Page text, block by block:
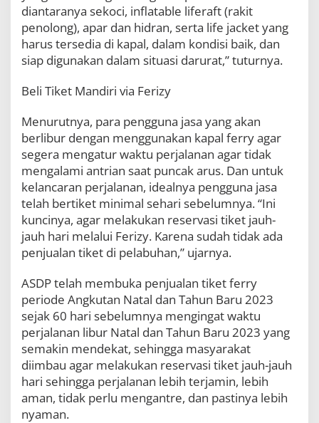
diantaranya sekoci, inflatable liferaft (rakit
penolong), apar dan hidran, serta life jacket yang
harus tersedia di kapal, dalam kondisi baik, dan
siap digunakan dalam situasi darurat,” tuturnya.
Beli Tiket Mandiri via Ferizy
Menurutnya, para pengguna jasa yang akan
berlibur dengan menggunakan kapal ferry agar
segera mengatur waktu perjalanan agar tidak
mengalami antrian saat puncak arus. Dan untuk
kelancaran perjalanan, idealnya pengguna jasa
telah bertiket minimal sehari sebelumnya. “Ini
kuncinya, agar melakukan reservasi tiket jauh-
jauh hari melalui Ferizy. Karena sudah tidak ada
penjualan tiket di pelabuhan,” ujarnya.
ASDP telah membuka penjualan tiket ferry
periode Angkutan Natal dan Tahun Baru 2023
sejak 60 hari sebelumnya mengingat waktu
perjalanan libur Natal dan Tahun Baru 2023 yang
semakin mendekat, sehingga masyarakat
diimbau agar melakukan reservasi tiket jauh-jauh
hari sehingga perjalanan lebih terjamin, lebih
aman, tidak perlu mengantre, dan pastinya lebih
nyaman.